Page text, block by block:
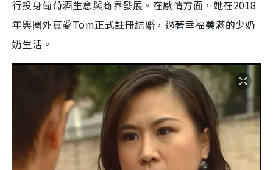
行投身葡萄酒生意與商界發展。在感情方面，她在2018
年與圈外真愛Tom正式註冊結婚，過著幸福美滿的少奶
奶生活。